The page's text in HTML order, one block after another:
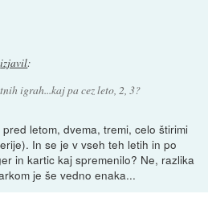
izjavil:
igrah...kaj pa cez leto, 2, 3?
letom, dvema, tremi, celo štirimi
In se je v vseh teh letih in po
in kartic kaj spremenilo? Ne, razlika
je še vedno enaka...